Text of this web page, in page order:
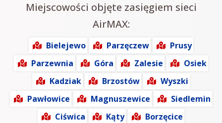
Miejscowości objęte zasięgiem sieci
AirMAX:
Bielejewo Parzęczew
Prusy
Parzewnia
Góra Zalesie
Osiek
Kadziak
Brzostów
Wyszki
Pawłowice
Magnuszewice
Siedlemin
Ciświca
Kąty
Borzęcice